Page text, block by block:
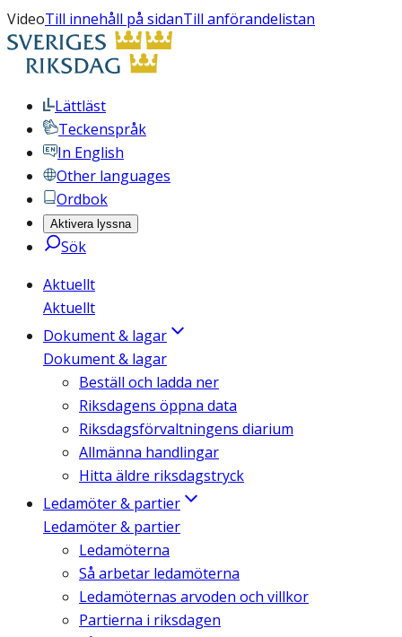
VideoTill innehåll på sidanTill anförandelistan
Lättläst
Teckenspråk
In English
Other languages
Ordbok
Aktivera lyssna
Sök
Aktuellt
Aktuellt
Dokument & lagar
Dokument & lagar
Beställ och ladda ner
Riksdagens öppna data
Riksdagsförvaltningens diarium
Allmänna handlingar
Hitta äldre riksdagstryck
Ledamöter & partier
Ledamöter & partier
Ledamöterna
Så arbetar ledamöterna
Ledamöternas arvoden och villkor
Partierna i riksdagen